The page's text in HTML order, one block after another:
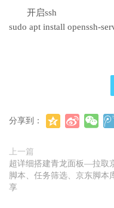
开启ssh
sudo apt install openssh-
分享到：
上一篇
超详细搭建青龙面板—拉取
脚本、任务筛选、京东脚本
享